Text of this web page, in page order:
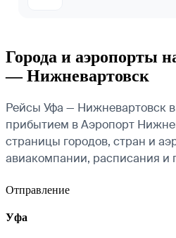
Города и аэропорты
— Нижневартовск
Рейсы Уфа — Нижневартовск
прибытием в Аэропорт
страницы городов, стран и
авиакомпании, расписания и
Отправление
Уфа